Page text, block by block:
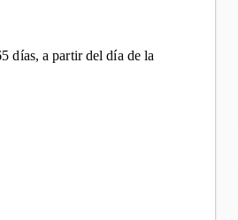
días, a partir del día de la